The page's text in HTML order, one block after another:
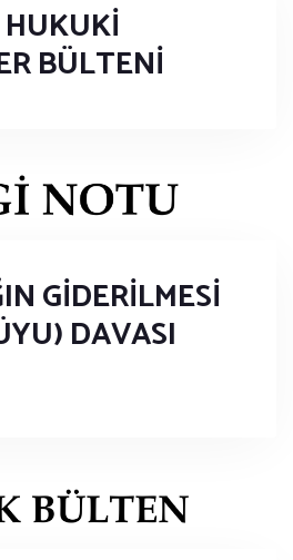
BÜLTENİ
GİDERİLMESİ
DAVASI